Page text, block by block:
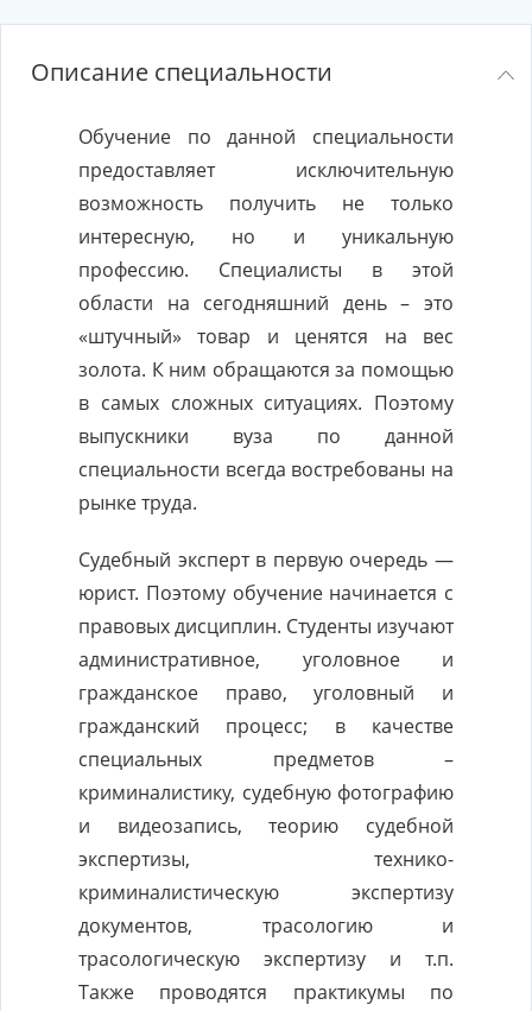
Описание специальности
Обучение по данной специальности
предоставляет исключительную
возможность получить не только
интересную, но и уникальную
профессию. Специалисты в этой
области на сегодняшний день – это
«штучный» товар и ценятся на вес
золота. К ним обращаются за помощью
в самых сложных ситуациях. Поэтому
выпускники вуза по данной
специальности всегда востребованы на
рынке труда.
Судебный эксперт в первую очередь —
юрист. Поэтому обучение начинается с
правовых дисциплин. Студенты изучают
административное, уголовное и
гражданское право, уголовный и
гражданский процесс; в качестве
специальных предметов –
криминалистику, судебную фотографию
и видеозапись, теорию судебной
экспертизы, технико-
криминалистическую экспертизу
документов, трасологию и
трасологическую экспертизу и т.п.
Также проводятся практикумы по